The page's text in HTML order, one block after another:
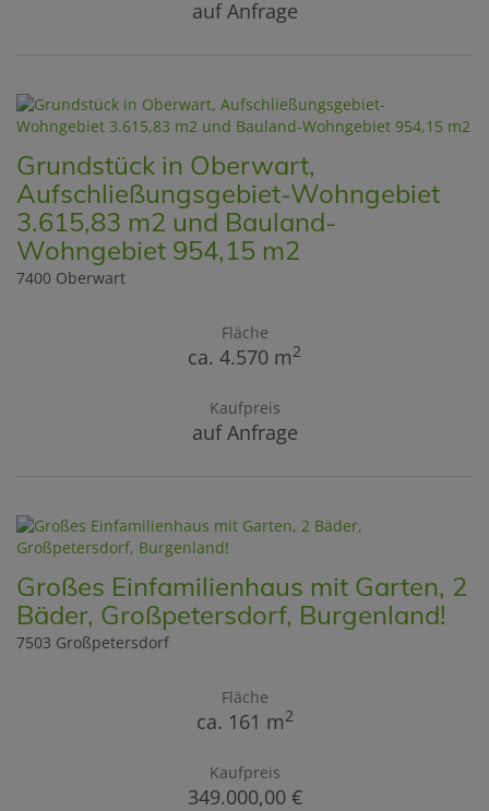
auf Anfrage
Grundstück in Oberwart,
Aufschließungsgebiet-Wohngebiet
3.615,83 m2 und Bauland-
Wohngebiet 954,15 m2
7400 Oberwart
Fläche
ca. 4.570 m2
Kaufpreis
auf Anfrage
Großes Einfamilienhaus mit Garten, 2
Bäder, Großpetersdorf, Burgenland!
7503 Großpetersdorf
Fläche
ca. 161 m2
Kaufpreis
349.000,00 €